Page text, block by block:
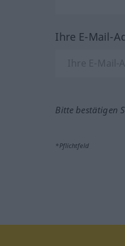
Ihre E-Mail-
Bitte bestätigen
*Pflichtfeld